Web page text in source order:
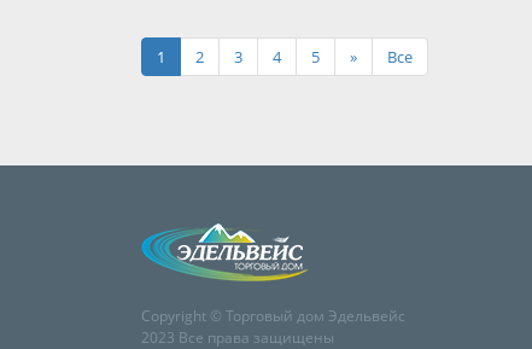
1 2 3 4 5 » Все
Copyright © Торговый дом Эдельвейс
2023 Все права защищены